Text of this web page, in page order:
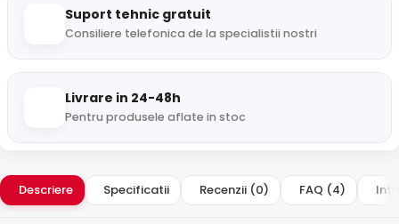
Suport tehnic gratuit
Consiliere telefonica de la specialistii nostri
Livrare in 24-48h
Pentru produsele aflate in stoc
Descriere Specificatii Recenzii (0) FAQ (4)